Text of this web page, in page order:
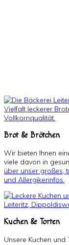
Brot & Brötchen
Wir bieten Ihnen
viele davon in
über unser großes,
und Allergikerinfos.
Kuchen & Torten
Unsere Kuchen